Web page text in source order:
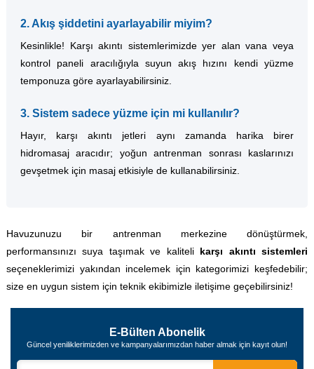
2. Akış şiddetini ayarlayabilir miyim?
Kesinlikle! Karşı akıntı sistemlerimizde yer alan vana veya
kontrol paneli aracılığıyla suyun akış hızını kendi yüzme
temponuza göre ayarlayabilirsiniz.
3. Sistem sadece yüzme için mi kullanılır?
Hayır, karşı akıntı jetleri aynı zamanda harika birer
hidromasaj aracıdır; yoğun antrenman sonrası kaslarınızı
gevşetmek için masaj etkisiyle de kullanabilirsiniz.
Havuzunuzu bir antrenman merkezine dönüştürmek,
performansınızı suya taşımak ve kaliteli karşı akıntı sistemleri
seçeneklerimizi yakından incelemek için kategorimizi keşfedebilir;
size en uygun sistem için teknik ekibimizle iletişime geçebilirsiniz!
E-Bülten Abonelik
Güncel yeniliklerimizden ve kampanyalarımızdan haber almak için kayıt olun!